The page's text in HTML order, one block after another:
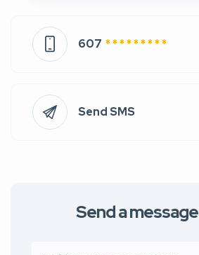
607 * * * * * * * * *
Send SMS
Send a message